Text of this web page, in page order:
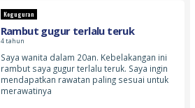
Keguguran
Rambut gugur terlalu teruk
4 tahun
Saya wanita dalam 20an. Kebelakangan ini
rambut saya gugur terlalu teruk. Saya ingin
mendapatkan rawatan paling sesuai untuk
merawatinya